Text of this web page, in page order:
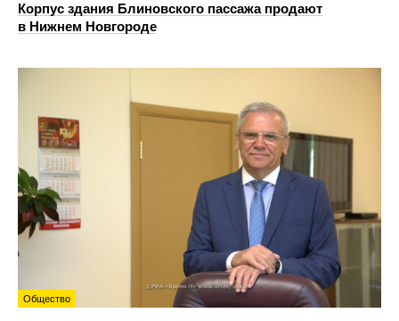
Корпус здания Блиновского пассажа продают
в Нижнем Новгороде
Общество